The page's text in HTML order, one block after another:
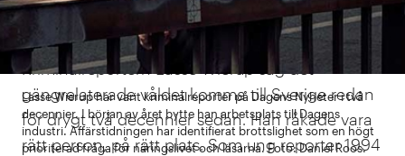
Lasse Wierup har varit kriminalreporter på Dagens Nyheter i två
decennier. I början av året bytte han arbetsplats till Dagens
industri. Affärstidningen har identifierat brottslighet som en högt
prioriterad fråga för näringslivet och läsarna. Foto: Daniel Roos.
”Vi kanske inte såg det komma”, svarar han.
Kriminalreportern Lasse Wierup såg det
gängrelaterade våldet komma till Sverige redan
för drygt två decennier sedan. Han råkade vara
rätt person, på rätt plats. Som ung reporter 1994